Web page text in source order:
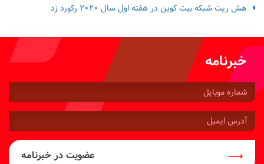
هش ریت شبکه بیت کوین در هفته اول سال 2020 رکورد زد
خبرنامه
شماره
موبایل:
آدرس
ایمیل:
عضویت در خبرنامه